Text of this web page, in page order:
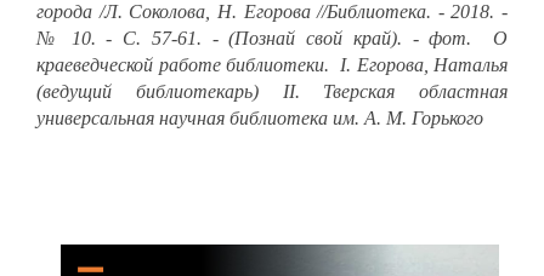
города /Л. Соколова, Н. Егорова //Библиотека. - 2018. -
№ 10. - С. 57-61. - (Познай свой край). - фот. О
краеведческой работе библиотеки. I. Егорова, Наталья
(ведущий библиотекарь) II. Тверская областная
универсальная научная библиотека им. А. М. Горького